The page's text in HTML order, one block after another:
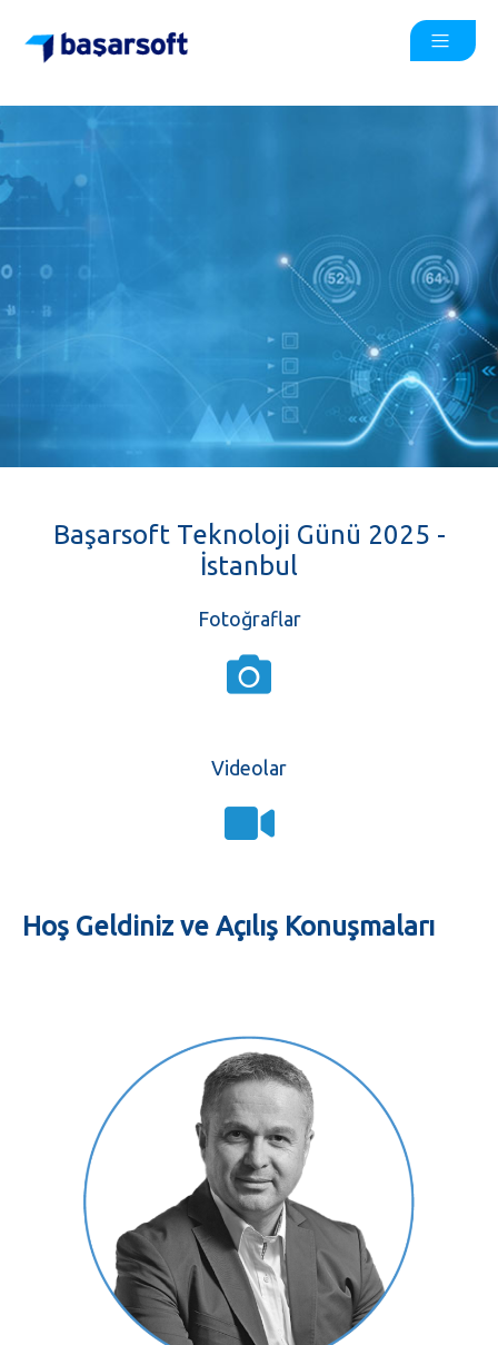
Başarsoft Teknoloji Günü 2025 -
İstanbul
Fotoğraflar
Videolar
Hoş Geldiniz ve Açılış Konuşmaları